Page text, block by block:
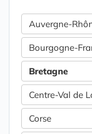
Auvergne-
Bourgogne-
Bretagne
Centre-Val de
Corse